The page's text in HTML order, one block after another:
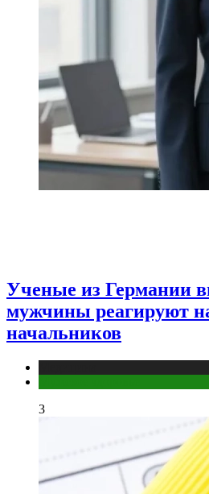
Ученые из Германии
мужчины реагируют
начальников
3